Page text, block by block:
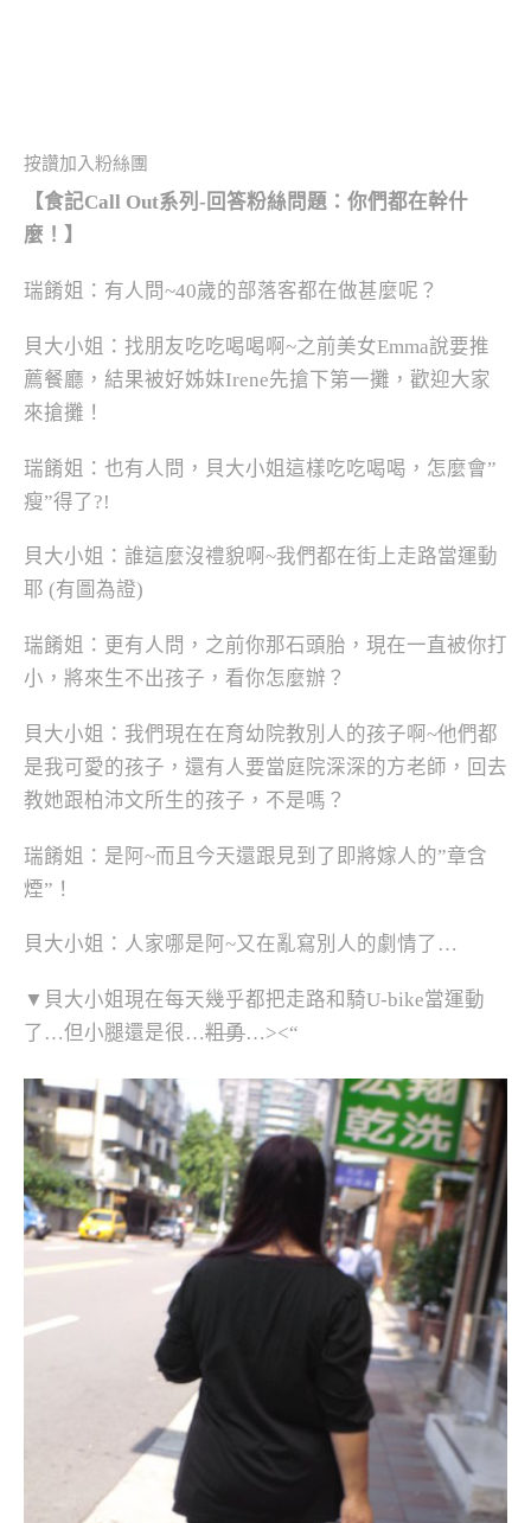
按讚加入粉絲團
【食記Call Out系列- 回答粉絲問題：你們都在幹什
麼！】
瑞餚姐：有人問~40歲的部落客都在做甚麼呢？
貝大小姐：找朋友吃吃喝喝啊~之前美女Emma說要推
薦餐廳，結果被好姊妹Irene先搶下第一攤，歡迎大家
來搶攤！
瑞餚姐：也有人問，貝大小姐這樣吃吃喝喝，怎麼會”
瘦”得了?!
貝大小姐：誰這麼沒禮貌啊~我們都在街上走路當運動
耶 (有圖為證)
瑞餚姐：更有人問，之前你那石頭胎，現在一直被你打
小，將來生不出孩子，看你怎麼辦？
貝大小姐：我們現在在育幼院教別人的孩子啊~他們都
是我可愛的孩子，還有人要當庭院深深的方老師，回去
教她跟柏沛文所生的孩子，不是嗎？
瑞餚姐：是阿~而且今天還跟見到了即將嫁人的”章含
煙”！
貝大小姐：人家哪是阿~又在亂寫別人的劇情了…
▼貝大小姐現在每天幾乎都把走路和騎U-bike當運動
了…但小腿還是很…粗勇…><“